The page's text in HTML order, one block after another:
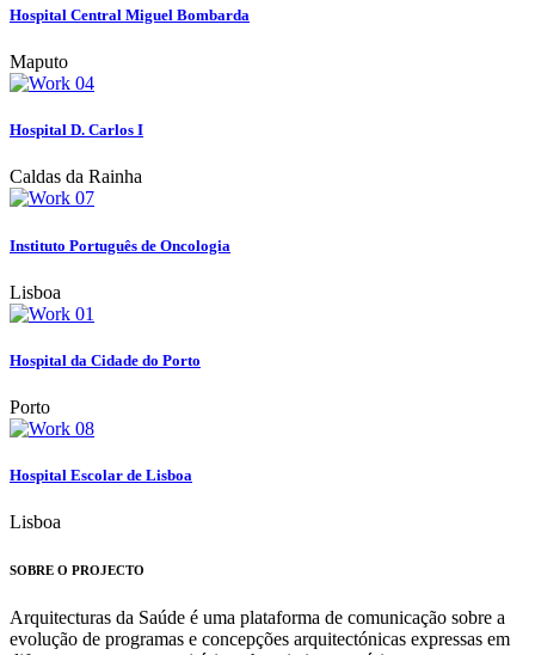
Hospital Central Miguel Bombarda
Maputo
Hospital D. Carlos I
Caldas da Rainha
Instituto Português de Oncologia
Lisboa
Hospital da Cidade do Porto
Porto
Hospital Escolar de Lisboa
Lisboa
SOBRE O PROJECTO
Arquitecturas da Saúde é uma plataforma de comunicação sobre a
evolução de programas e concepções arquitectónicas expressas em